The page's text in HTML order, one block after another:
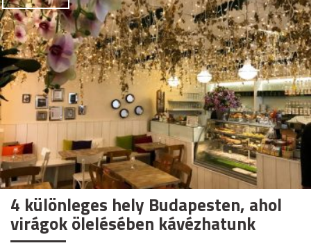
4 különleges hely Budapesten, ahol
virágok ölelésében kávézhatunk